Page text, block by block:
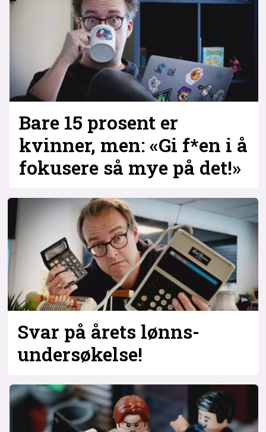
Bare 15 prosent er
kvinner, men: «Gi f*en i å
fokusere så mye på det!»
Svar på årets lønns­
undersøkelse!